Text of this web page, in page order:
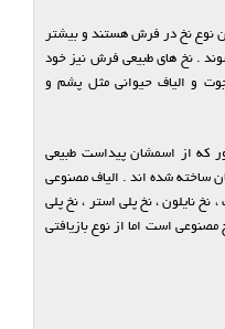
نوع نخ در فرش هستند و بیشتر
. نخ های طبیعی فرش نیز خود
و الیاف حیوانی مثل پشم و
که از اسمشان پیداست طبیعی
ساخته شده اند . الیاف مصنوعی
نخ نایلون ، نخ پلی استر ، نخ پلی
مصنوعی است اما از نوع بازیافتی